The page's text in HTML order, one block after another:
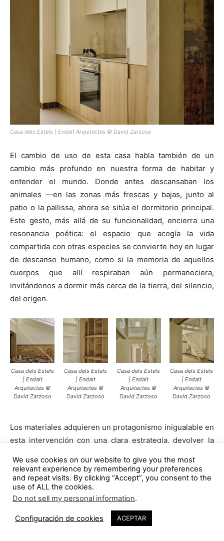
Casa dels Estels | Endalt Arquitectes © David Zarzoso
El cambio de uso de esta casa habla también de un
cambio más profundo en nuestra forma de habitar y
entender el mundo. Donde antes descansaban los
animales —en las zonas más frescas y bajas, junto al
patio o la pallissa, ahora se sitúa el dormitorio principal.
Este gesto, más allá de su funcionalidad, encierra una
resonancia poética: el espacio que acogía la vida
compartida con otras especies se convierte hoy en lugar
de descanso humano, como si la memoria de aquellos
cuerpos que allí respiraban aún permaneciera,
invitándonos a dormir más cerca de la tierra, del silencio,
del origen.
Casa dels Estels
| Endalt
Arquitectes ©
David Zarzoso
Casa dels Estels
| Endalt
Arquitectes ©
David Zarzoso
Casa dels Estels
| Endalt
Arquitectes ©
David Zarzoso
Casa dels Estels
| Endalt
Arquitectes ©
David Zarzoso
Los materiales adquieren un protagonismo inigualable en
esta intervención con una clara estrategia, devolver la
contemporáneo. Las nuevas aportaciones constructivas
dialogan con el lenguaje vernáculo: vigas de madera y
tableros estructurales que, diferenciándose de los
revoltones antiguos, mantienen una continuidad formal y
material. Esta voluntad de diálogo se extiende también a
We use cookies on our website to give you the most
relevant experience by remembering your preferences
and repeat visits. By clicking “Accept”, you consent to the
use of ALL the cookies.
Do not sell my personal information.
Configuración de cookies ACEPTAR